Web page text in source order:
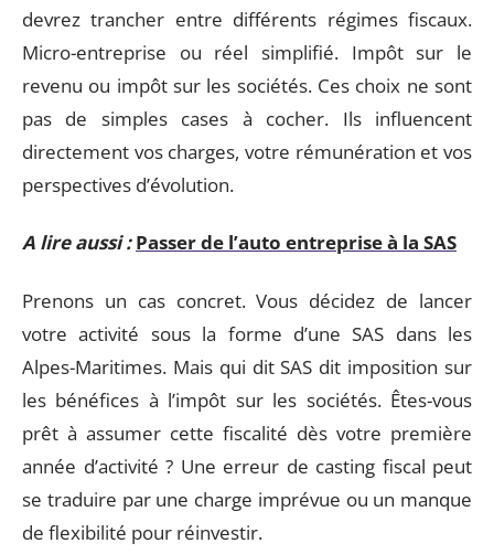
devrez trancher entre différents régimes fiscaux.
Micro-entreprise ou réel simplifié. Impôt sur le
revenu ou impôt sur les sociétés. Ces choix ne sont
pas de simples cases à cocher. Ils influencent
directement vos charges, votre rémunération et vos
perspectives d’évolution.
A lire aussi : Passer de l’auto entreprise à la SAS
Prenons un cas concret. Vous décidez de lancer
votre activité sous la forme d’une SAS dans les
Alpes-Maritimes. Mais qui dit SAS dit imposition sur
les bénéfices à l’impôt sur les sociétés. Êtes-vous
prêt à assumer cette fiscalité dès votre première
année d’activité ? Une erreur de casting fiscal peut
se traduire par une charge imprévue ou un manque
de flexibilité pour réinvestir.